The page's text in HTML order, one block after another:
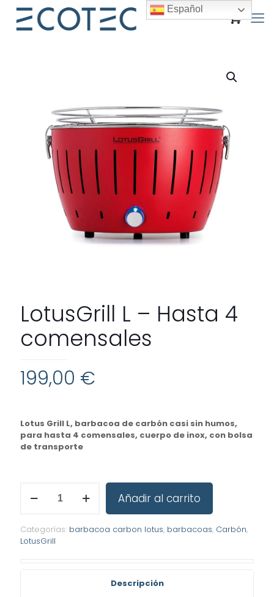
LotusGrill L – Hasta 4
comensales
199,00 €
Lotus Grill L, barbacoa de carbón casi sin humos,
para hasta 4 comensales, cuerpo de inox, con bolsa
de transporte
4
comensales
Añadir al carrito
Categorías: barbacoa carbon lotus, barbacoas, Carbón,
LotusGrill
Descripción
Español